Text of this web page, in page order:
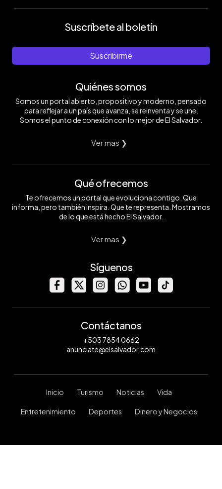
Suscríbete al boletín
Suscribirme
Quiénes somos
Somos un portal abierto, propositivo y moderno, pensado
para reflejar a un país que avanza, se reinventa y se une.
Somos el punto de conexión con lo mejor de El Salvador.
Ver mas ❯
Qué ofrecemos
Te ofrecemos un portal que evoluciona contigo. Que
informa, pero también inspira. Que te representa. Mostramos
de lo que está hecho El Salvador.
Ver mas ❯
Síguenos
Contáctanos
+503 7854 0662
anunciate@elsalvador.com
Inicio Turismo Noticias Vida
Entretenimiento Deportes Dinero y Negocios